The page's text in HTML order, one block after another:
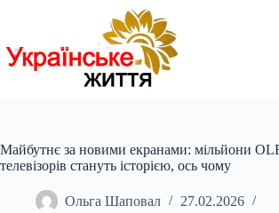
Майбутнє за новими екранами: мільйони
телевізорів стануть історією, ось чому
Ольга Шаповал
27.02.2026